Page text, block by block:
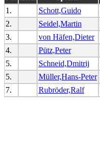
1.
Schott,Guido
2.
Seidel,Martin
3.
von Häfen,Dieter
4.
Pütz,Peter
5.
Schneid,Dmitrij
5.
Müller,Hans-Peter
7.
Rubröder,Ralf